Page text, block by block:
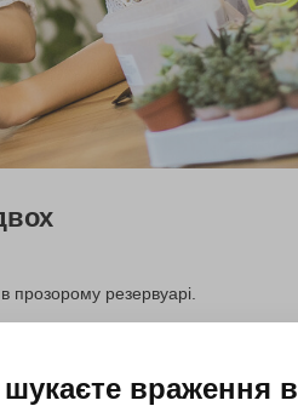
прозорому резервуарі.
враження в